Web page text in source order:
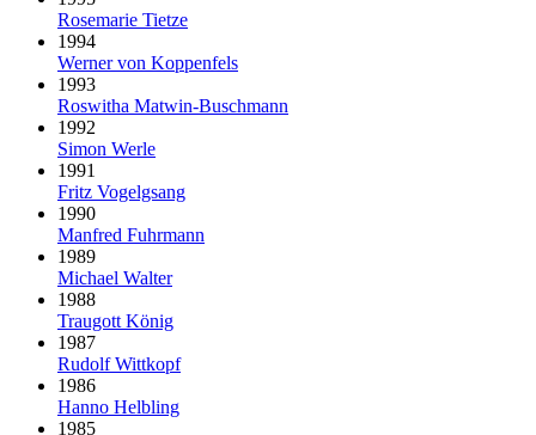
Rosemarie Tietze
1994
Werner von Koppenfels
1993
Roswitha Matwin-Buschmann
1992
Simon Werle
1991
Fritz Vogelgsang
1990
Manfred Fuhrmann
1989
Michael Walter
1988
Traugott König
1987
Rudolf Wittkopf
1986
Hanno Helbling
1985